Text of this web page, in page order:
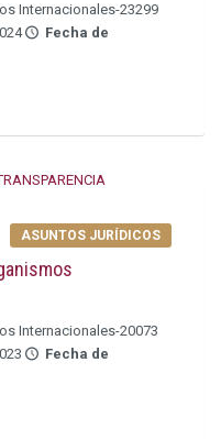
Internacionales-23299
Fecha de
ASUNTOS JURÍDICOS
Internacionales-20073
Fecha de